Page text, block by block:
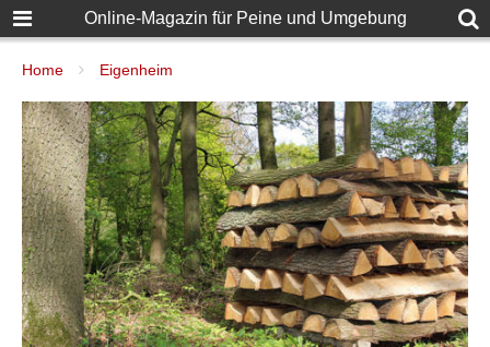
Online-Magazin für Peine und Umgebung
Home Eigenheim